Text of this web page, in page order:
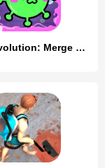
Virus Evolution: Merge Game